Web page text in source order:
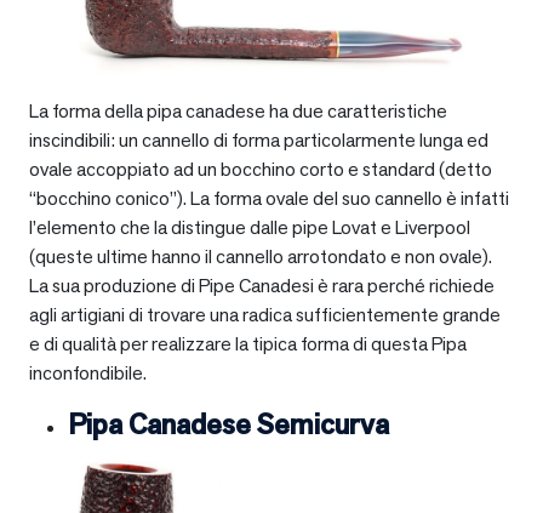
La forma della pipa canadese ha due caratteristiche
inscindibili: un cannello di forma particolarmente lunga ed
ovale accoppiato ad un bocchino corto e standard (detto
“bocchino conico”). La forma ovale del suo cannello è infatti
l’elemento che la distingue dalle pipe Lovat e Liverpool
(queste ultime hanno il cannello arrotondato e non ovale).
La sua produzione di Pipe Canadesi è rara perché richiede
agli artigiani di trovare una radica sufficientemente grande
e di qualità per realizzare la tipica forma di questa Pipa
inconfondibile.
Pipa Canadese Semicurva